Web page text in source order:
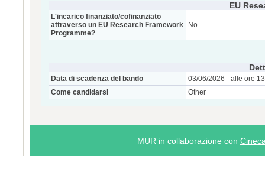
EU
L'incarico finanziato/cofinanziato
attraverso un EU Research Framework
Programme?
No
Data di scadenza del bando
03/06/2026 - alle ore
Come candidarsi
Other
MUR in collaborazione con